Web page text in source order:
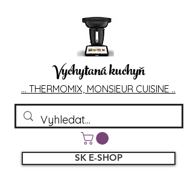
Vychytaná kuchyň
... THERMOMIX, MONSIEUR CUISINE ..
SK E-SHOP